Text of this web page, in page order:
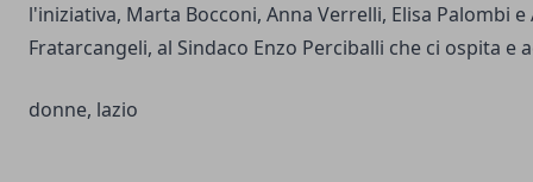
l'iniziativa, Marta Bocconi, Anna Verrelli, Elisa Palombi
Fratarcangeli, al Sindaco Enzo Perciballi che ci ospita e
donne, lazio